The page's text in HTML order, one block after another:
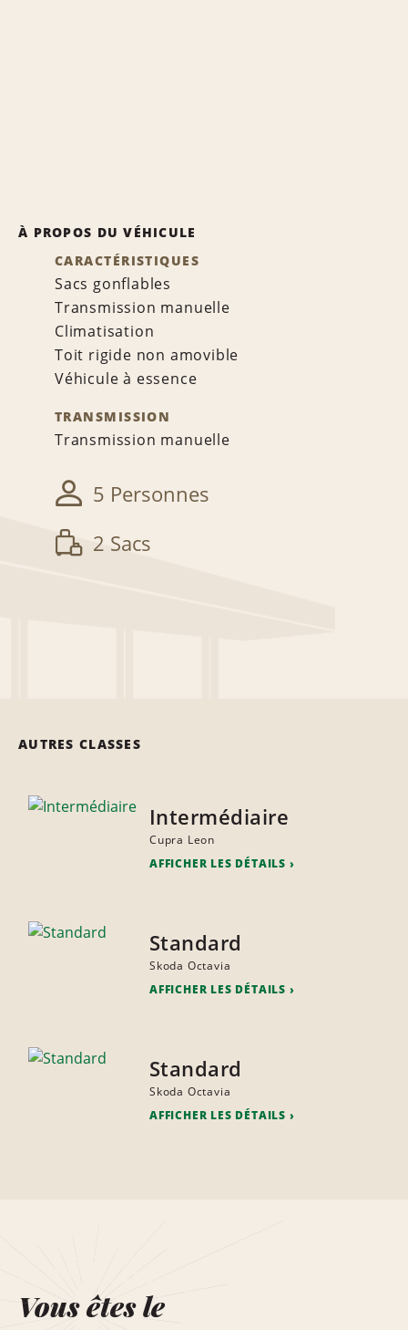
À PROPOS DU VÉHICULE
CARACTÉRISTIQUES
Sacs gonflables
Transmission manuelle
Climatisation
Toit rigide non amovible
Véhicule à essence
TRANSMISSION
Transmission manuelle
5 Personnes
2 Sacs
AUTRES CLASSES
Intermédiaire
Cupra Leon
AFFICHER LES DÉTAILS
Standard
Skoda Octavia
AFFICHER LES DÉTAILS
Standard
Skoda Octavia
AFFICHER LES DÉTAILS
Vous êtes le